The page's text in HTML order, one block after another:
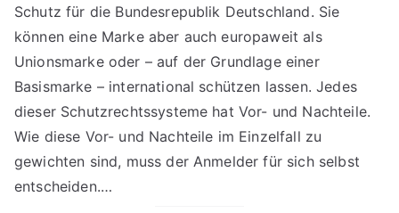
Schutz für die Bundesrepublik Deutschland. Sie
können eine Marke aber auch europaweit als
Unionsmarke oder – auf der Grundlage einer
Basismarke – international schützen lassen. Jedes
dieser Schutzrechtssysteme hat Vor- und Nachteile.
Wie diese Vor- und Nachteile im Einzelfall zu
gewichten sind, muss der Anmelder für sich selbst
entscheiden.…